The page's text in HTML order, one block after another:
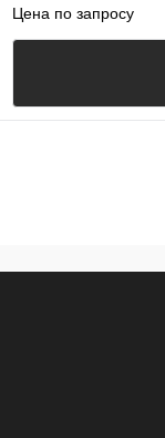
Цена по запросу